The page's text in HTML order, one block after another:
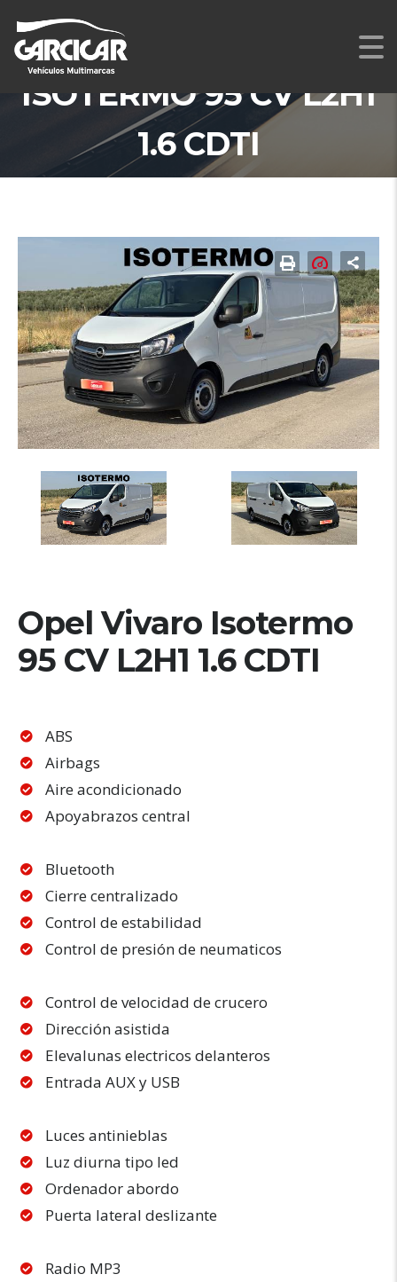
OPEL VIVARO
ISOTERMO 95 CV L2H1
1.6 CDTI
Opel Vivaro Isotermo
95 CV L2H1 1.6 CDTI
ABS
Airbags
Aire acondicionado
Apoyabrazos central
Bluetooth
Cierre centralizado
Control de estabilidad
Control de presión de neumaticos
Control de velocidad de crucero
Dirección asistida
Elevalunas electricos delanteros
Entrada AUX y USB
Luces antinieblas
Luz diurna tipo led
Ordenador abordo
Puerta lateral deslizante
Radio MP3